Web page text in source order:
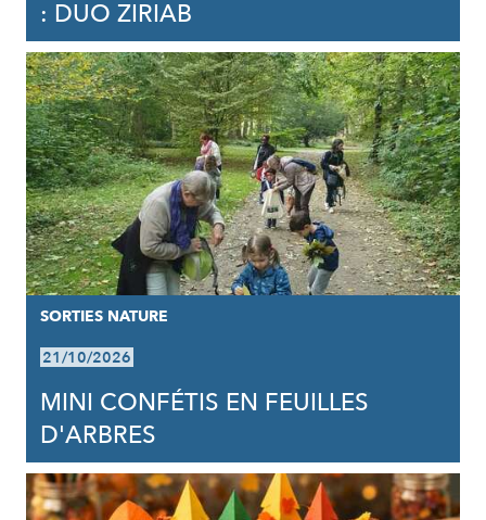
: DUO ZIRIAB
SORTIES NATURE
21/10/2026
MINI CONFÉTIS EN FEUILLES
D'ARBRES